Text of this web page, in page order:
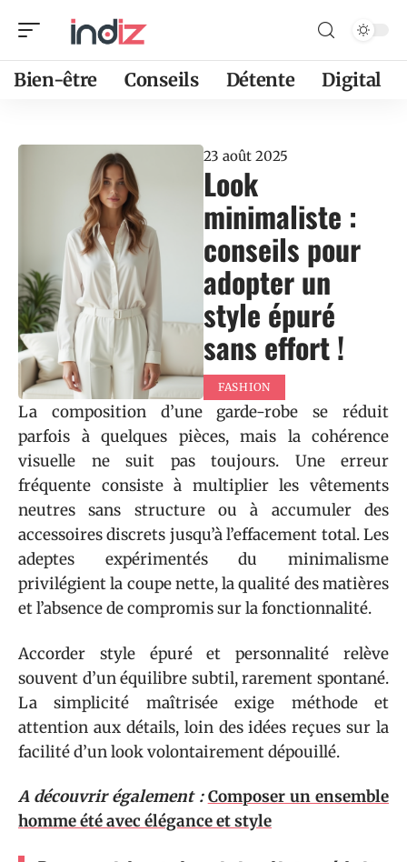
Bien-être Conseils Détente Digital
23 août 2025
Look
minimaliste :
conseils pour
adopter un
style épuré
sans effort !
FASHION
La composition d’une garde-robe se réduit
parfois à quelques pièces, mais la cohérence
visuelle ne suit pas toujours. Une erreur
fréquente consiste à multiplier les vêtements
neutres sans structure ou à accumuler des
accessoires discrets jusqu’à l’effacement total. Les
adeptes expérimentés du minimalisme
privilégient la coupe nette, la qualité des matières
et l’absence de compromis sur la fonctionnalité.
Accorder style épuré et personnalité relève
souvent d’un équilibre subtil, rarement spontané.
La simplicité maîtrisée exige méthode et
attention aux détails, loin des idées reçues sur la
facilité d’un look volontairement dépouillé.
A découvrir également : Composer un ensemble
homme été avec élégance et style